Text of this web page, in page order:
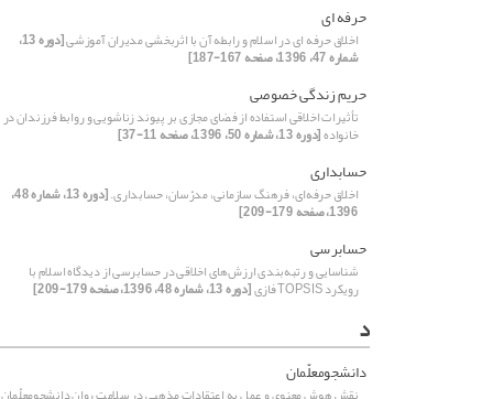
حرفه ای
اخلاق حرفه ای در اسلام و رابطه آن با اثربخشی مدیران آموزشی [دوره 13،
شماره 47، 1396، صفحه 167-187]
حریم زندگی خصوصی
تأثیرات اخلاقی استفاده از فضای مجازی بر پیوند زناشویی و روابط فرزندان در
خانواده[دوره 13، شماره 50، 1396، صفحه 11-37]
حسابداری
اخلاق حرفه‌‌‌‌‌ای، فرهنگ سازمانی، مدرّسان، حسابداری. [دوره 13، شماره 48،
1396، صفحه 179-209]
حسابرسی
شناسایی و رتبه‌‌‌‌‌بندی ارزش‌های اخلاقی در حسابرسی از دیدگاه اسلام با
رویکرد TOPSIS فازی [دوره 13، شماره 48، 1396، صفحه 179-209]
د
دانشجومعلّمان